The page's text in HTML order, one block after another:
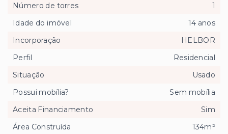
Número de torres
1
Idade do imóvel
14 anos
Incorporação
HELBOR
Perfil
Residencial
Situação
Usado
Possui mobília?
Sem mobília
Aceita Financiamento
Sim
Área Construída
134m²